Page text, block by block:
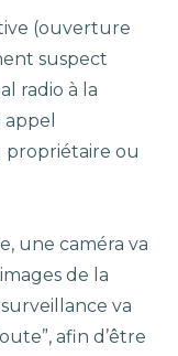
(ouverture
suspect
radio à la
propriétaire ou
une caméra va
de la
va
afin d’être